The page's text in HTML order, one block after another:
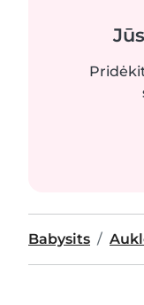
Babysits